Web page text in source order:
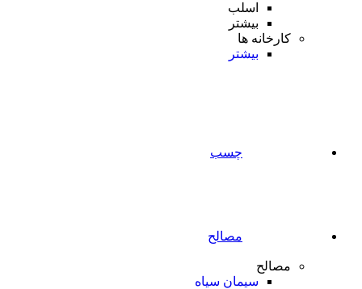
اسلب
بیشتر
کارخانه ها
بیشتر
چسب
مصالح
مصالح
سیمان سیاه